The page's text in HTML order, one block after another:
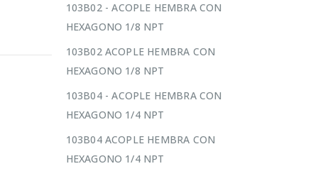
103B02 - ACOPLE HEMBRA CON
HEXAGONO 1/8 NPT
103B02 ACOPLE HEMBRA CON
HEXAGONO 1/8 NPT
103B04 - ACOPLE HEMBRA CON
HEXAGONO 1/4 NPT
103B04 ACOPLE HEMBRA CON
HEXAGONO 1/4 NPT